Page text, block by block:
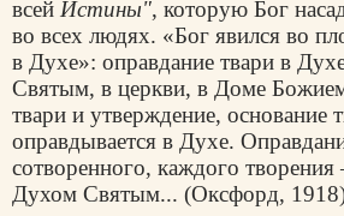
всей Истины", которую Бог
во всех людях. «Бог явился во
в Духе»: оправдание твари в
Святым, в церкви, в Доме
твари и утверждение, основание
оправдывается в Духе.
сотворенного, каждого творения
Духом Святым... (Оксфорд,